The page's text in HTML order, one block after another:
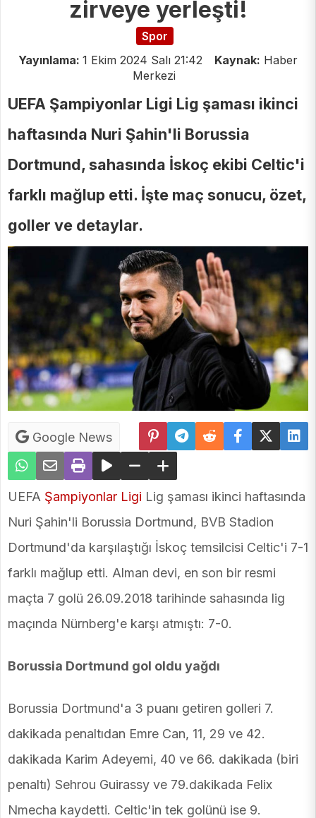
zirveye yerleşti!
Spor
Yayınlama: 1 Ekim 2024 Salı 21:42 Kaynak: Haber
Merkezi
UEFA Şampiyonlar Ligi Lig şaması ikinci
haftasında Nuri Şahin'li Borussia
Dortmund, sahasında İskoç ekibi Celtic'i
farklı mağlup etti. İşte maç sonucu, özet,
goller ve detaylar.
Google News
UEFA Şampiyonlar Ligi Lig şaması ikinci haftasında
Nuri Şahin'li Borussia Dortmund, BVB Stadion
Dortmund'da karşılaştığı İskoç temsilcisi Celtic'i 7-1
farklı mağlup etti. Alman devi, en son bir resmi
maçta 7 golü 26.09.2018 tarihinde sahasında lig
maçında Nürnberg'e karşı atmıştı: 7-0.
Borussia Dortmund gol oldu yağdı
Borussia Dortmund'a 3 puanı getiren golleri 7.
dakikada penaltıdan Emre Can, 11, 29 ve 42.
dakikada Karim Adeyemi, 40 ve 66. dakikada (biri
penaltı) Sehrou Guirassy ve 79.dakikada Felix
Nmecha kaydetti. Celtic'in tek golünü ise 9.